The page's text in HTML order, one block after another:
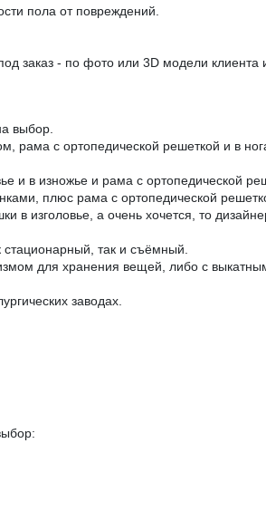
пола от повреждений.
заказ - по фото или 3D модели
выбор.
рама с ортопедической решеткой и в
и в изножье и рама с ортопедической
плюс рама с ортопедической
изголовье, а очень хочется, то
так и съёмный.
для хранения вещей, либо с
заводах.